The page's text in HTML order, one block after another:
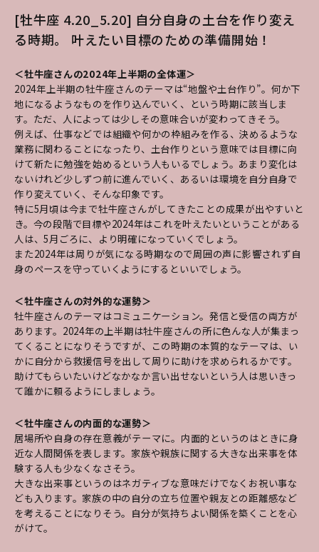
[牡牛座 4.20_5.20] 自分自身の土台を作り変え
る時期。 叶えたい目標のための準備開始！
＜牡牛座さんの2024年上半期の全体運＞
2024年上半期の牡牛座さんのテーマは“地盤や土台作り”。何か下
地になるようなものを作り込んでいく、という時期に該当しま
す。 ただ、人によっては少しその意味合いが変わってきそう。
例えば、仕事などでは組織や何かの枠組みを作る、決めるような
業務に関わることになったり、土台作りという意味では目標に向
けて新たに勉強を始めるという人もいるでしょう。あまり変化は
ないけれど少しずつ前に進んでいく、あるいは環境を自分自身で
作り変えていく、そんな印象です。
特に5月頃は今まで牡牛座さんがしてきたことの成果が出やすいと
き。今の段階で目標や2024年はこれを叶えたいということがある
人は、5月ごろに、より明確になっていくでしょう。
また2024年は周りが気になる時期なので周囲の声に影響されず自
身のペースを守っていくようにするといいでしょう。
＜牡牛座さんの対外的な運勢＞
牡牛座さんのテーマはコミュニケーション。発信と受信の両方が
あります。2024年の上半期は牡牛座さんの所に色んな人が集まっ
てくることになりそうですが、この時期の本質的なテーマは、い
かに自分から救援信号を出して周りに助けを求められるかです。
助けてもらいたいけどなかなか言い出せないという人は思いきっ
て誰かに頼るようにしましょう。
＜牡牛座さんの内面的な運勢＞
居場所や自身の存在意義がテーマに。内面的というのはときに身
近な人間関係を表します。家族や親族に関する大きな出来事を体
験する人も少なくなさそう。
大きな出来事というのはネガティブな意味だけでなくお祝い事な
ども入ります。家族の中の自分の立ち位置や親友との距離感など
を考えることになりそう。自分が気持ちよい関係を築くことを心
がけて。